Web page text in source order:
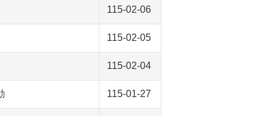
115-02-06
115-02-05
115-02-04
115-01-27